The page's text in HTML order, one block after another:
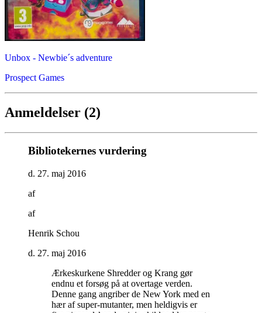
Unbox - Newbie´s adventure
Prospect Games
Anmeldelser (2)
Bibliotekernes vurdering
d. 27. maj 2016
af
af
Henrik Schou
d. 27. maj 2016
Ærkeskurkene Shredder og Krang gør
endnu et forsøg på at overtage verden.
Denne gang angriber de New York med en
hær af super-mutanter, men heldigvis er